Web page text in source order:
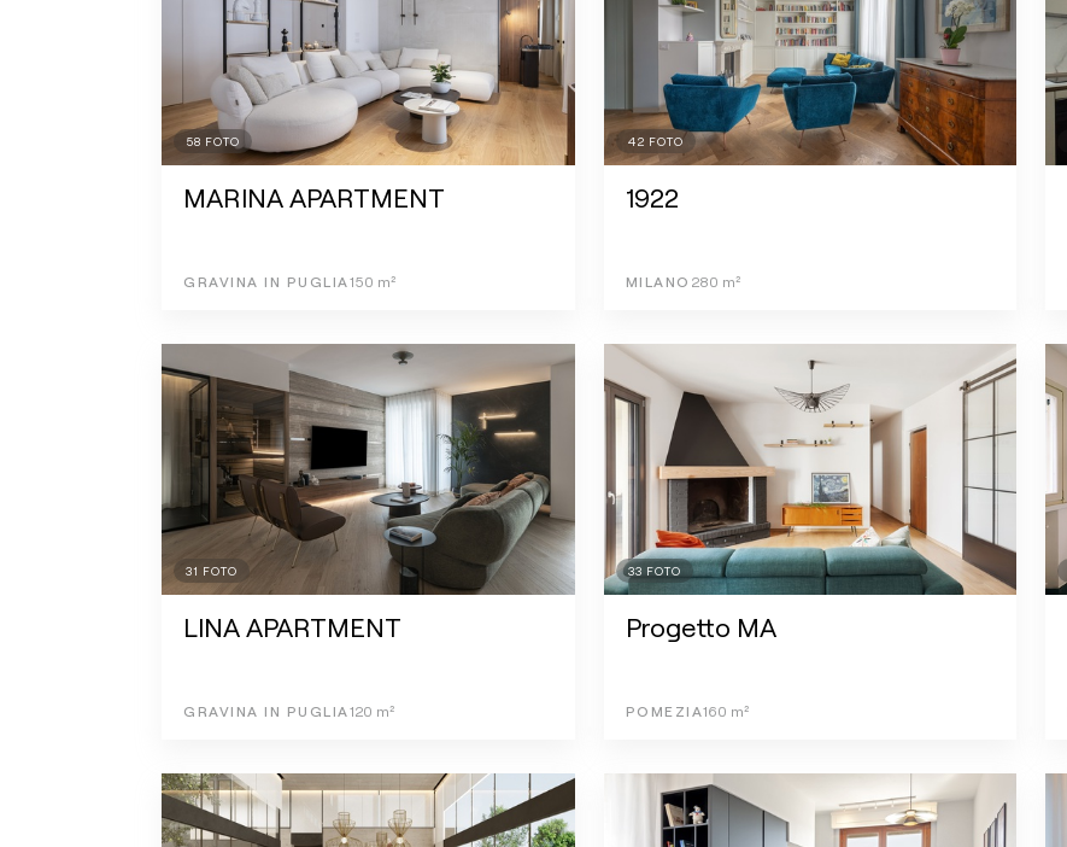
58 FOTO
MARINA APARTMENT
GRAVINA IN PUGLIA 150 m²
42 FOTO
1922
MILANO 280 m²
31 FOTO
LINA APARTMENT
GRAVINA IN PUGLIA 120 m²
33 FOTO
Progetto MA
POMEZIA160 m²